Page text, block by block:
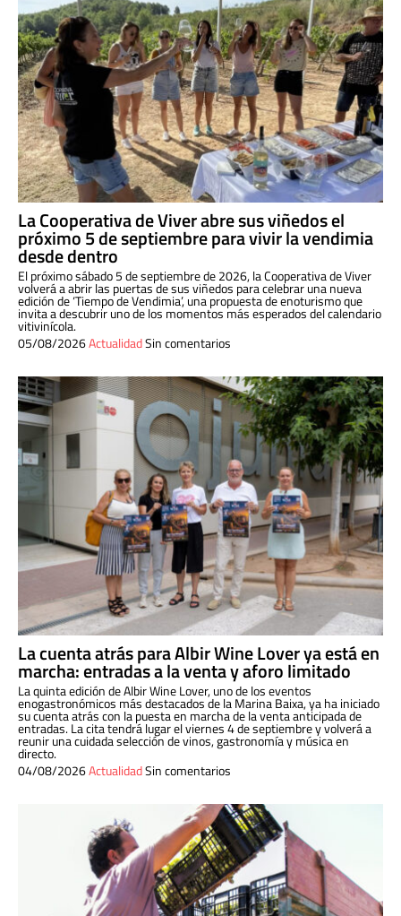
La Cooperativa de Viver abre sus viñedos el
próximo 5 de septiembre para vivir la vendimia
desde dentro
El próximo sábado 5 de septiembre de 2026, la Cooperativa de Viver
volverá a abrir las puertas de sus viñedos para celebrar una nueva
edición de ‘Tiempo de Vendimia’, una propuesta de enoturismo que
invita a descubrir uno de los momentos más esperados del calendario
vitivinícola.
05/08/2026ActualidadSin comentarios
La cuenta atrás para Albir Wine Lover ya está en
marcha: entradas a la venta y aforo limitado
La quinta edición de Albir Wine Lover, uno de los eventos
enogastronómicos más destacados de la Marina Baixa, ya ha iniciado
su cuenta atrás con la puesta en marcha de la venta anticipada de
entradas. La cita tendrá lugar el viernes 4 de septiembre y volverá a
reunir una cuidada selección de vinos, gastronomía y música en
directo.
04/08/2026ActualidadSin comentarios